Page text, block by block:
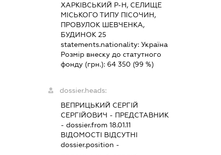
ХАРКІВСЬКИЙ Р-Н, СЕЛИЩЕ
МІСЬКОГО ТИПУ ПІСОЧИН,
ПРОВУЛОК ШЕВЧЕНКА,
БУДИНОК 25
statements.nationality:Україна
Розмір внеску до статутного
фонду (грн.): 64 350 (99 %)
dossier.heads:
ВЕПРИЦЬКИЙ СЕРГІЙ
СЕРГІЙОВИЧ - ПРЕДСТАВНИК
- dossier.from 18.01.11
ВІДОМОСТІ ВІДСУТНІ
dossier.position -